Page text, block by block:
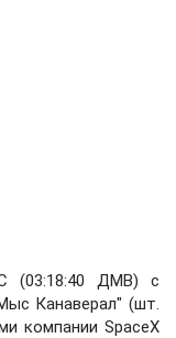
(03:18:40 ДМВ) с
Канаверал" (шт.
компании SpaceX